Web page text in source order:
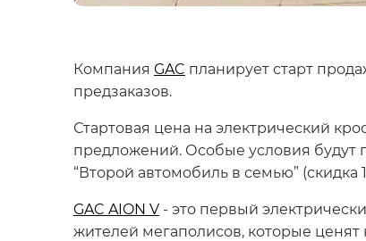
Компания GAC планирует старт
предзаказов.
Стартовая цена на электрический
предложений. Особые условия будут
“Второй автомобиль в семью” (скидка
GAC AION V - это первый
жителей мегаполисов, которые